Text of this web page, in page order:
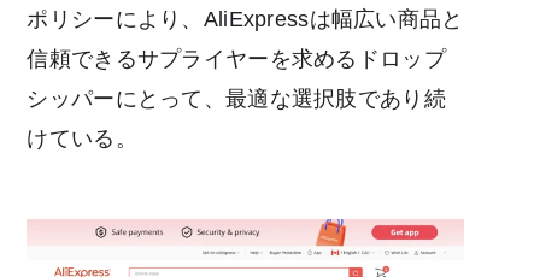
ポリシーにより、AliExpressは幅広い商品と
信頼できるサプライヤーを求めるドロップ
シッパーにとって、最適な選択肢であり続
けている。